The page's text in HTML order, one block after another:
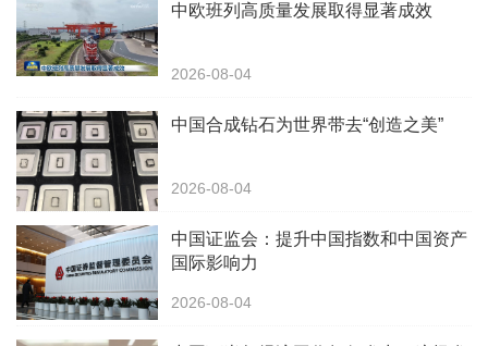
中欧班列高质量发展取得显著成效
2026-08-04
中国合成钻石为世界带去“创造之美”
2026-08-04
中国证监会：提升中国指数和中国资产
国际影响力
2026-08-04